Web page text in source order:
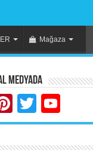
Mağaza
Medyada
Pinterest
Twitter